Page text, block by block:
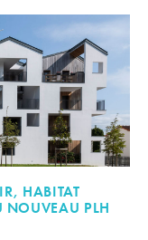
HABITAT
NOUVEAU PLH